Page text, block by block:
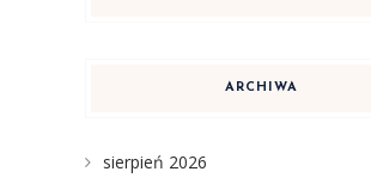
ARCHIWA
sierpień 2026